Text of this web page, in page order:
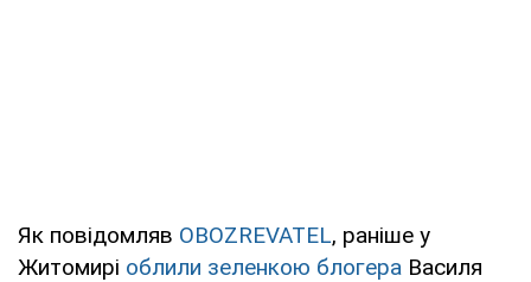
Як повідомляв OBOZREVATEL, раніше у
Житомирі облили зеленкою блогера Василя